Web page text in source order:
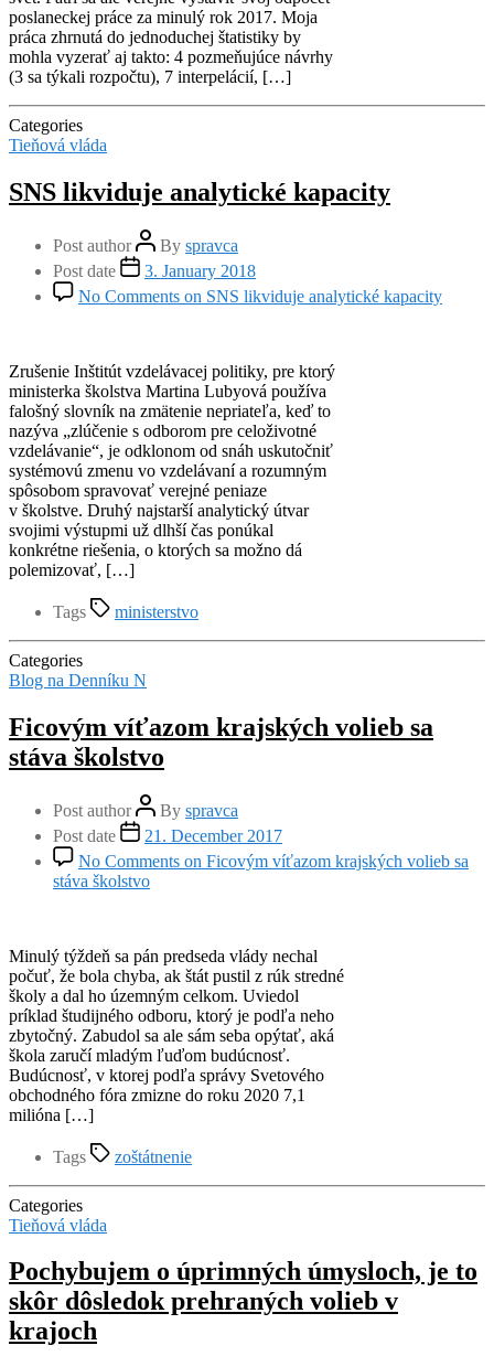
poslaneckej práce za minulý rok 2017. Moja
práca zhrnutá do jednoduchej štatistiky by
mohla vyzerať aj takto: 4 pozmeňujúce návrhy
(3 sa týkali rozpočtu), 7 interpelácií, […]
Categories
Tieňová vláda
SNS likviduje analytické kapacity
Post author By spravca
Post date
3. January 2018
No Comments on SNS likviduje analytické kapacity
Zrušenie Inštitút vzdelávacej politiky, pre ktorý
ministerka školstva Martina Lubyová používa
falošný slovník na zmätenie nepriateľa, keď to
nazýva „zlúčenie s odborom pre celoživotné
vzdelávanie“, je odklonom od snáh uskutočniť
systémovú zmenu vo vzdelávaní a rozumným
spôsobom spravovať verejné peniaze
v školstve. Druhý najstarší analytický útvar
svojimi výstupmi už dlhší čas ponúkal
konkrétne riešenia, o ktorých sa možno dá
polemizovať, […]
Tags ministerstvo
Categories
Blog na Denníku N
Ficovým víťazom krajských volieb sa
stáva školstvo
Post author By spravca
Post date
21. December 2017
No Comments on Ficovým víťazom krajských volieb sa
stáva školstvo
Minulý týždeň sa pán predseda vlády nechal
počuť, že bola chyba, ak štát pustil z rúk stredné
školy a dal ho územným celkom. Uviedol
príklad študijného odboru, ktorý je podľa neho
zbytočný. Zabudol sa ale sám seba opýtať, aká
škola zaručí mladým ľuďom budúcnosť.
Budúcnosť, v ktorej podľa správy Svetového
obchodného fóra zmizne do roku 2020 7,1
milióna […]
Tags zoštátnenie
Categories
Tieňová vláda
Pochybujem o úprimných úmysloch, je to
skôr dôsledok prehraných volieb v
krajoch